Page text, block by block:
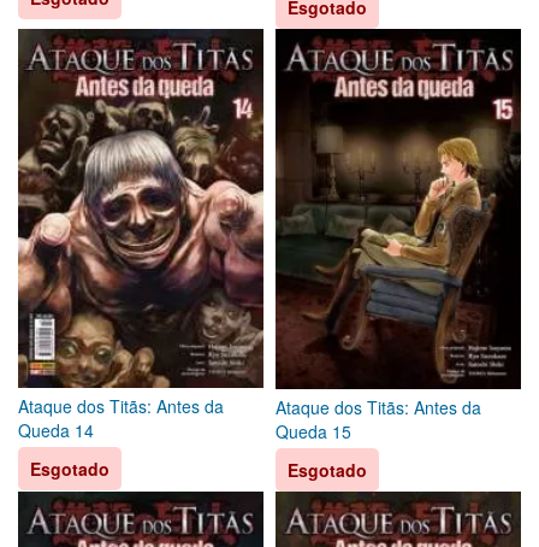
Esgotado
Ataque dos Titãs: Antes da
Queda 14
Esgotado
Ataque dos Titãs: Antes da
Queda 15
Esgotado